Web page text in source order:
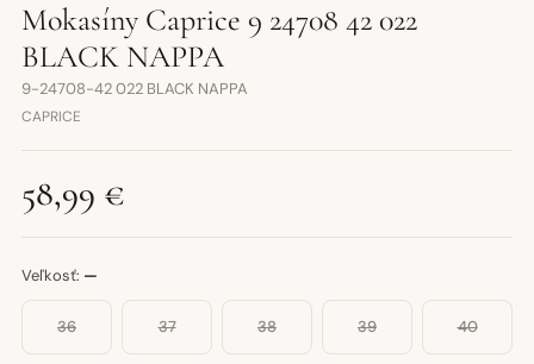
Mokasíny Caprice 9 24708 42 022
BLACK NAPPA
9-24708-42 022 BLACK NAPPA
CAPRICE
58,99 €
Veľkosť: —
36 37 38 39 40